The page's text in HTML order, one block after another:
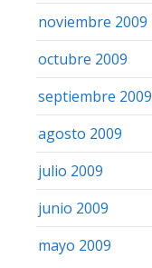
noviembre 2009
octubre 2009
septiembre 2009
agosto 2009
julio 2009
junio 2009
mayo 2009